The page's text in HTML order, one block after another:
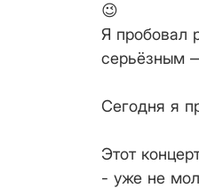
😉
Я пробовал
серьёзным
Сегодня я
Этот
- уже не